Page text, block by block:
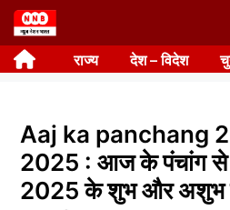
Skip
to
content राज्य देश – विदेश
Aaj ka panchang
2025 : आज के पंचांग से
2025 के शुभ और अशुभ